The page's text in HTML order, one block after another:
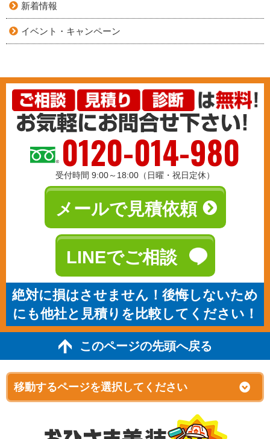
新着情報
イベント・キャンペーン
0120-014-980
受付時間 9:00～18:00（日曜・祝日定休）
メールで見積依頼
LINEでご相談
絶対に損はさせません！後悔しないため
にも他社と見積りを比較してください！
このページの先頭へ戻る